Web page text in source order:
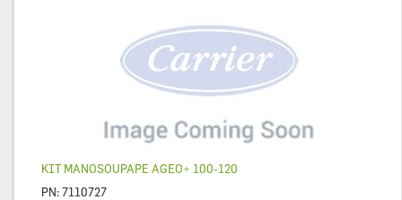
KIT MANOSOUPAPE AGEO+ 100-120
PN:7110727